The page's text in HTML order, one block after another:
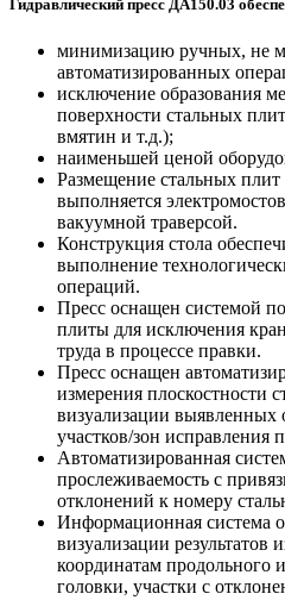
Гидравлический пресс ДА150.03
минимизацию ручных, не
автоматизированных
исключение образования
поверхности стальных
вмятин и т.д.);
наименьшей ценой
Размещение стальных плит
выполняется
вакуумной траверсой.
Конструкция стола
выполнение
операций.
Пресс оснащен системой
плиты для исключения
труда в процессе правки.
Пресс оснащен
измерения плоскостности
визуализации выявленных
участков/зон исправления
Автоматизированная
прослеживаемость с
отклонений к номеру
Информационная система
визуализации результатов
координатам продольного
головки, участки с